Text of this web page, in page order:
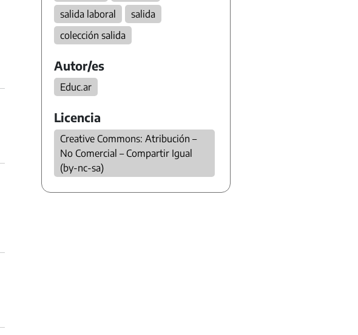
salida laboral
salida
colección salida
Autor/es
Educ.ar
Licencia
Creative Commons: Atribución –
No Comercial – Compartir Igual
(by-nc-sa)